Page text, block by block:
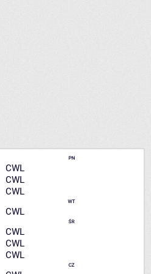
PN
CWL
CWL
CWL
WT
CWL
ŚR
CWL
CWL
CWL
CZ